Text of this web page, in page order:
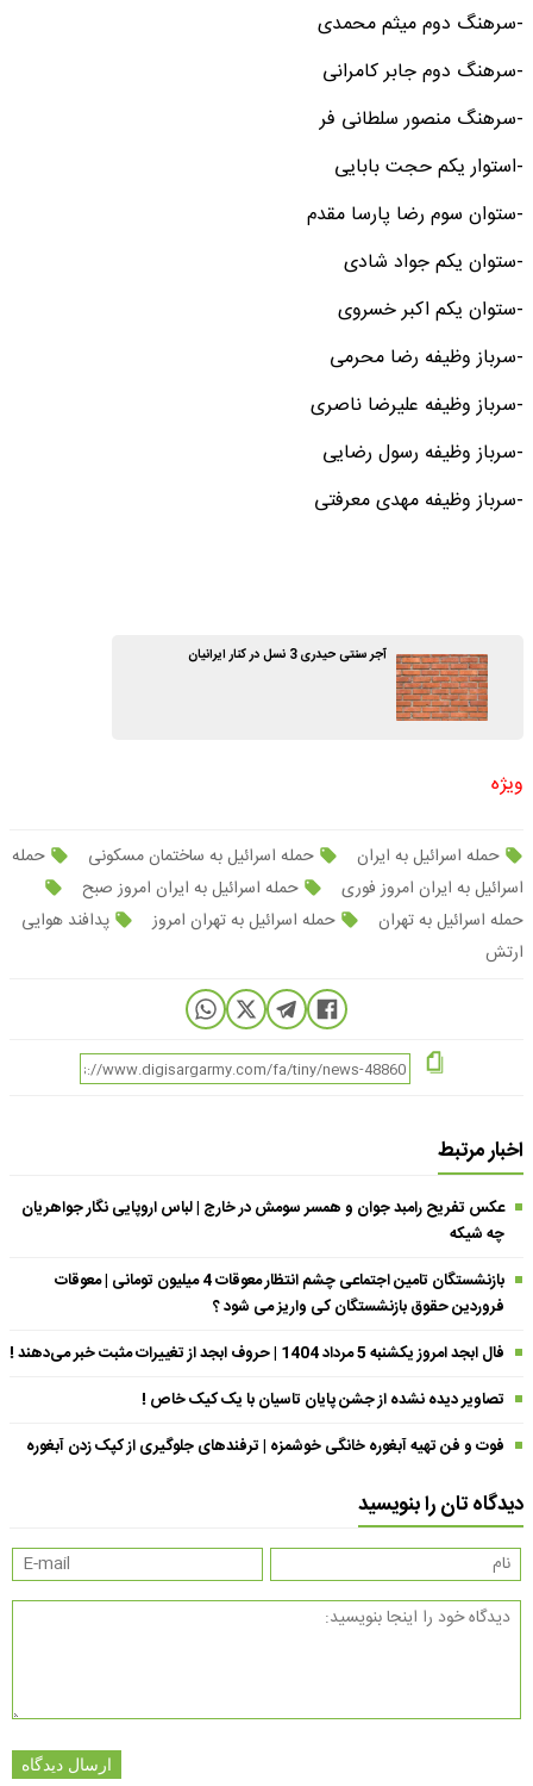
-سرهنگ دوم میثم محمدی
-سرهنگ دوم جابر کامرانی
-سرهنگ منصور سلطانی فر
-استوار یکم حجت بابایی
-ستوان سوم رضا پارسا مقدم
-ستوان یکم جواد شادی
-ستوان یکم اکبر خسروی
-سرباز وظیفه رضا محرمی
-سرباز وظیفه علیرضا ناصری
-سرباز وظیفه رسول رضایی
-سرباز وظیفه مهدی معرفتی
آجر سنتی حیدری 3 نسل در کنار ایرانیان
ویژه
حمله اسرائیل به ایران حمله اسرائیل به ساختمان مسکونی
حمله
اسرائیل به ایران امروز فوری
حمله اسرائیل به ایران امروز صبح
حمله اسرائیل به تهران
حمله اسرائیل به تهران امروز
پدافند هوایی
ارتش
اخبار مرتبط
عکس تفریح رامبد جوان و همسر سومش در خارج | لباس اروپایی نگار جواهریان
چه شیکه
بازنشستگان تامین اجتماعی چشم انتظار معوقات 4 میلیون تومانی | معوقات
فروردین حقوق بازنشستگان کی واریز می شود ؟
فال ابجد امروز یکشنبه 5 مرداد 1404 | حروف ابجد از تغییرات مثبت خبر می‌دهند !
تصاویر دیده نشده از جشن پایان تاسیان با یک کیک خاص !
فوت و فن تهیه آبغوره خانگی خوشمزه | ترفندهای جلوگیری از کپک زدن آبغوره
دیدگاه تان را بنویسید
ارسال دیدگاه